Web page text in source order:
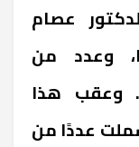
عصام
وعدد من
وعقب هذا
عددًا من